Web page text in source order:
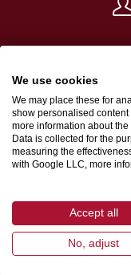
We use cookies
We may place these for
show personalised
more information about
Data is collected for the
measuring the
with Google LLC, more
Accept all
No, adjust